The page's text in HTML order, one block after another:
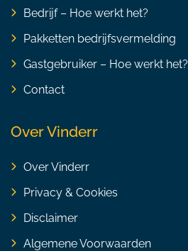
Bedrijf – Hoe werkt het?
Pakketten bedrijfsvermelding
Gastgebruiker – Hoe werkt het?
Contact
Over Vinderr
Over Vinderr
Privacy & Cookies
Disclaimer
Algemene Voorwaarden